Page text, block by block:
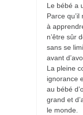
Le bébé a
Parce
à
n’être sûr
sans se
avant
La pleine
ignorance
au bébé
grand et
le monde.